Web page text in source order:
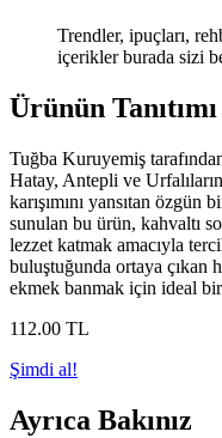
Trendler, ipuçları,
içerikler burada sizi
Ürünün
Tuğba Kuruyemiş
Hatay, Antepli ve
karışımını yansıtan özgün
sunulan bu ürün, kahvaltı
lezzet katmak amacıyla
buluştuğunda ortaya çıkan
ekmek banmak için ideal
112.00 TL
Şimdi al!
Ayrıca Bakınız